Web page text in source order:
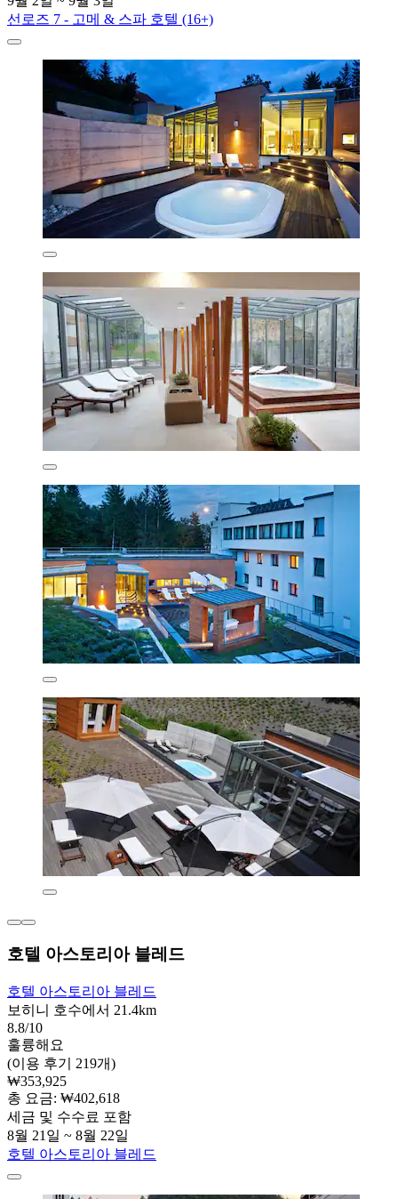
선로즈 7 - 고메 & 스파 호텔 (16+)
호텔 아스토리아 블레드
호텔 아스토리아 블레드
보히니 호수에서 21.4km
8.8/10
훌륭해요
(이용 후기 219개)
₩353,925
총 요금: ₩402,618
세금 및 수수료 포함
8월 21일 ~ 8월 22일
호텔 아스토리아 블레드